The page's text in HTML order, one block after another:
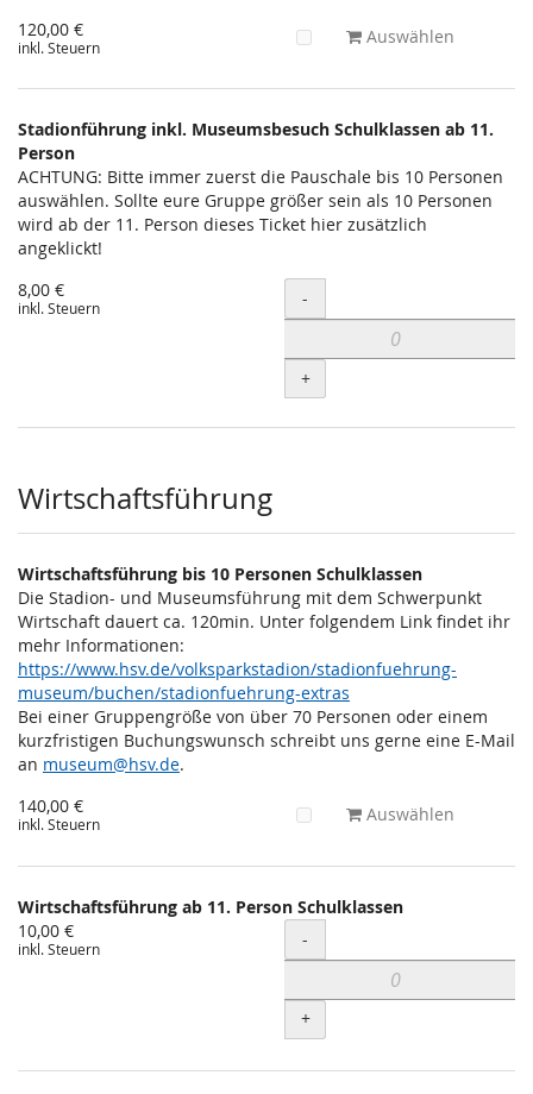
120,00 €
inkl. Steuern Auswählen
Stadionführung inkl. Museumsbesuch Schulklassen ab 11.
Person
ACHTUNG: Bitte immer zuerst die Pauschale bis 10 Personen
auswählen. Sollte eure Gruppe größer sein als 10 Personen
wird ab der 11. Person dieses Ticket hier zusätzlich
angeklickt!
8,00 €
inkl. Steuern Menge
-
+
Wirtschaftsführung
Wirtschaftsführung bis 10 Personen Schulklassen
Die Stadion- und Museumsführung mit dem Schwerpunkt
Wirtschaft dauert ca. 120min. Unter folgendem Link findet ihr
mehr Informationen:
https://www.hsv.de/volksparkstadion/stadionfuehrung-
museum/buchen/stadionfuehrung-extras
Bei einer Gruppengröße von über 70 Personen oder einem
kurzfristigen Buchungswunsch schreibt uns gerne eine E-Mail
an museum@hsv.de.
140,00 €
inkl. Steuern Auswählen
Wirtschaftsführung ab 11. Person Schulklassen
10,00 €
inkl. Steuern Menge
-
+